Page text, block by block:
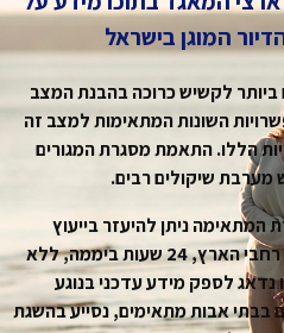
המוגן בישראל
ביותר לקשיש כרוכה בהבנת המצב
השונות המתאימות למצב זה
הללו. התאמת מסגרת המגורים
שיקולים רבים.
המתאימה ניתן להיעזר בייעוץ
והכוונה של המומחים שלנו בכל רחבי הארץ, 24 שעות ביממה, ללא
נדאג לספק מידע עדכני בנוגע
בבתי אבות מתאימים, נסייע בהשגת